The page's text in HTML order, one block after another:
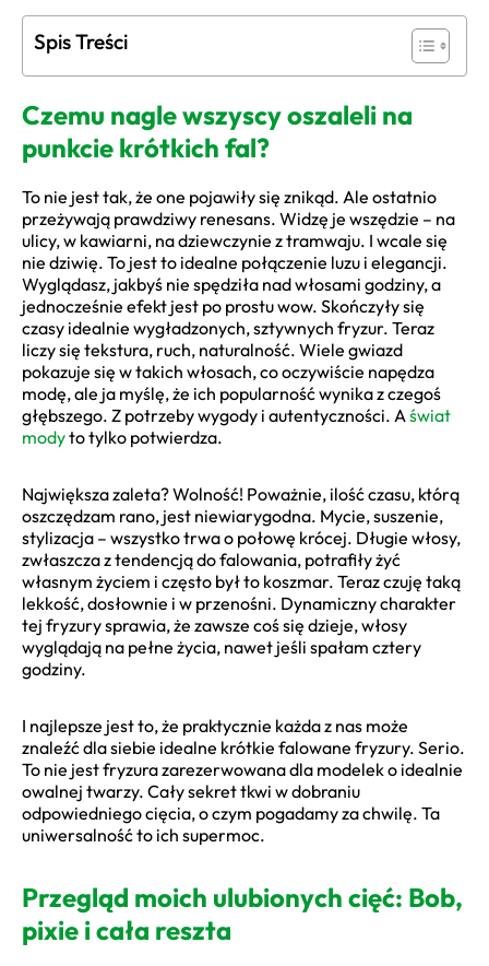
Spis Treści
Czemu nagle wszyscy oszaleli na
punkcie krótkich fal?
To nie jest tak, że one pojawiły się znikąd. Ale ostatnio
przeżywają prawdziwy renesans. Widzę je wszędzie – na
ulicy, w kawiarni, na dziewczynie z tramwaju. I wcale się
nie dziwię. To jest to idealne połączenie luzu i elegancji.
Wyglądasz, jakbyś nie spędziła nad włosami godziny, a
jednocześnie efekt jest po prostu wow. Skończyły się
czasy idealnie wygładzonych, sztywnych fryzur. Teraz
liczy się tekstura, ruch, naturalność. Wiele gwiazd
pokazuje się w takich włosach, co oczywiście napędza
modę, ale ja myślę, że ich popularność wynika z czegoś
głębszego. Z potrzeby wygody i autentyczności. A świat
modyto tylko potwierdza.
Największa zaleta? Wolność! Poważnie, ilość czasu, którą
oszczędzam rano, jest niewiarygodna. Mycie, suszenie,
stylizacja – wszystko trwa o połowę krócej. Długie włosy,
zwłaszcza z tendencją do falowania, potrafiły żyć
własnym życiem i często był to koszmar. Teraz czuję taką
lekkość, dosłownie i w przenośni. Dynamiczny charakter
tej fryzury sprawia, że zawsze coś się dzieje, włosy
wyglądają na pełne życia, nawet jeśli spałam cztery
godziny.
I najlepsze jest to, że praktycznie każda z nas może
znaleźć dla siebie idealne krótkie falowane fryzury. Serio.
To nie jest fryzura zarezerwowana dla modelek o idealnie
owalnej twarzy. Cały sekret tkwi w dobraniu
odpowiedniego cięcia, o czym pogadamy za chwilę. Ta
uniwersalność to ich supermoc.
Przegląd moich ulubionych cięć: Bob,
pixie i cała reszta